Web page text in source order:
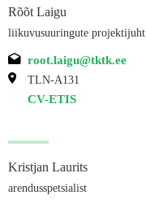
Rõõt Laigu
liikuvusuuringute projektijuht
root.laigu@tktk.ee
TLN-A131
CV-ETIS
Kristjan Laurits
arendusspetsialist